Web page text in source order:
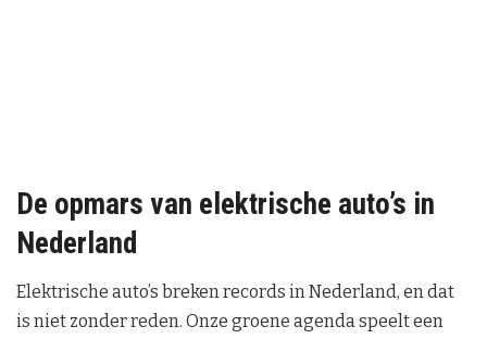
De opmars van elektrische auto’s in
Nederland
Elektrische auto’s breken records in Nederland, en dat
is niet zonder reden. Onze groene agenda speelt een